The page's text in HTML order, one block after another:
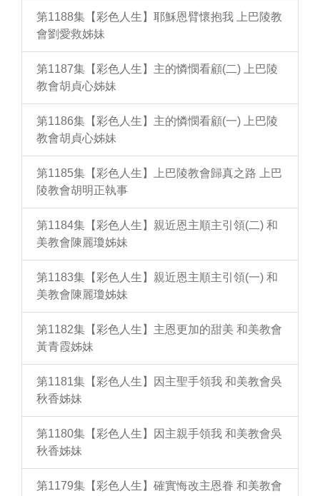
第1188集【彩色人生】耶穌恩臂懷抱我 上巴陵教
會劉愛救姊妹
第1187集【彩色人生】主的憐憫看顧(二) 上巴陵
教會胡貞心姊妹
第1186集【彩色人生】主的憐憫看顧(一) 上巴陵
教會胡貞心姊妹
第1185集【彩色人生】上巴陵教會歸真之路 上巴
陵教會胡明正執事
第1184集【彩色人生】親近恩主順主引領(二) 和
美教會陳麗瓊姊妹
第1183集【彩色人生】親近恩主順主引領(一) 和
美教會陳麗瓊姊妹
第1182集【彩色人生】主恩更加的甜美 和美教會
黃青霞姊妹
第1181集【彩色人生】因主聖手領我 和美教會吳
秋香姊妹
第1180集【彩色人生】因主親手領我 和美教會吳
秋香姊妹
第1179集【彩色人生】確實悔改主恩眷 和美教會